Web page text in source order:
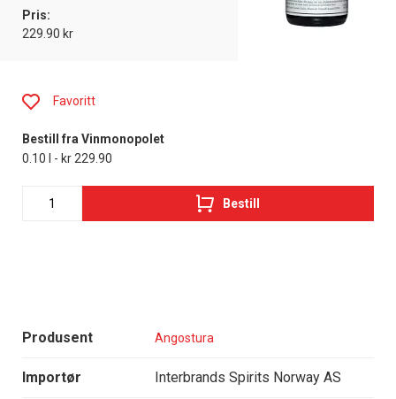
Pris:
229.90 kr
Produsent Angostura
Importør Interbrands Spirits Norway AS
Favoritt
Bestill fra Vinmonopolet
0.10 l - kr 229.90
Bestill